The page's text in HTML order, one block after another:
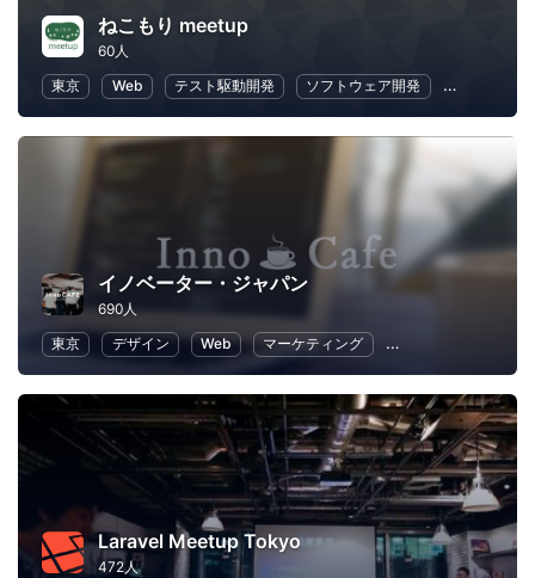
ねこもり meetup
60人
東京
Web テスト駆動開発 ソフトウェア開発 プログラミ
イノベーター・ジャパン
690人
東京
デザイン Web マーケティング プログラミング
Laravel Meetup Tokyo
472人